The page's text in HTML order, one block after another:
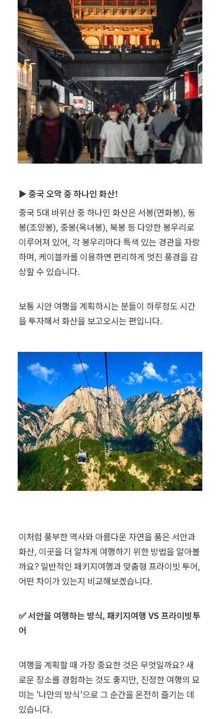
▶ 중국 오악 중 하나인 화산!
중국 5대 바위산 중 하나인 화산은 서봉(연화봉), 동
봉(조양봉), 중봉(옥녀봉), 북봉 등 다양한 봉우리로
이루어져 있어, 각 봉우리마다 특색 있는 경관을 자랑
하며, 케이블카를 이용하면 편리하게 멋진 풍경을 감
상할 수 있습니다.
보통 시안 여행을 계획하시는 분들이 하루정도 시간
을 투자해서 화산을 보고오시는 편입니다.
이처럼 풍부한 역사와 아름다운 자연을 품은 서안과
화산, 이곳을 더 알차게 여행하기 위한 방법을 알아볼
까요? 일반적인 패키지여행과 맞춤형 프라이빗 투어,
어떤 차이가 있는지 비교해보겠습니다.
✅ 서안을 여행하는 방식, 패키지여행 VS 프라이빗투
어
여행을 계획할 때 가장 중요한 것은 무엇일까요? 새
로운 장소를 경험하는 것도 좋지만, 진정한 여행의 묘
미는 '나만의 방식'으로 그 순간을 온전히 즐기는 데
있습니다.